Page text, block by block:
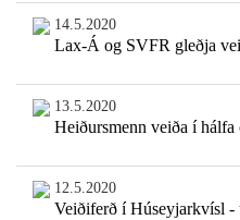
14.5.2020
Lax-Á og SVFR gleðja
13.5.2020
Heiðursmenn veiða í
12.5.2020
Veiðiferð í Húseyjarkvísl -